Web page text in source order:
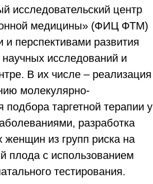
исследовательский центр
медицины» (ФИЦ ФТМ)
перспективами развития
исследований и
В их числе – реализация
молекулярно-
подбора таргетной терапии у
разработка
из групп риска на
плода с использованием
тестирования.